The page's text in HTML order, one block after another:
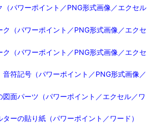
（パワーポイント／PNG形式画像／エクセル
ク（パワーポイント／PNG形式画像／エクセ
ク（パワーポイント／PNG形式画像／エクセ
音符記号（パワーポイント／PNG形式画像／
図面パーツ（パワーポイント／エクセル／ワ
ーの貼り紙（パワーポイント／ワード）